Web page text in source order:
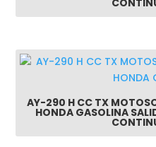
AY-290 H CC TX
HONDA GASOLINA